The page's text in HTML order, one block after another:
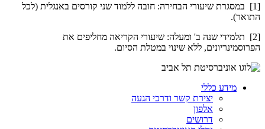
[1] במסגרת שיעורי הבחירה: חובה ללמוד שני קורסים באנגלית (לכל
התואר).
[2] תלמידי שנה ב' ומעלה: שיעורי הקריאה מחליפים את
הפרוסמינריונים, ללא שינוי במטלת הסיום.
מידע כללי
יצירת קשר ודרכי הגעה
אלפון
דרושים